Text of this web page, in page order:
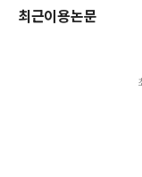
최근이용논문